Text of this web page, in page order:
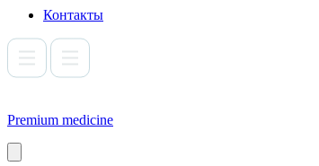
Контакты
Premium medicine